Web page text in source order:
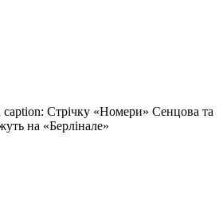
Стрічку «Номери» Сенцова та
на «Берлінале»